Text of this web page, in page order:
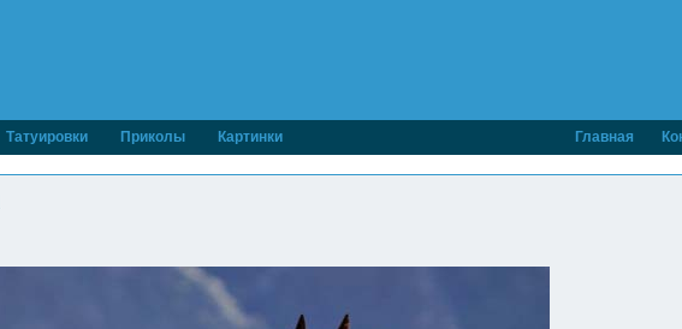
Татуировки Приколы Картинки Главная